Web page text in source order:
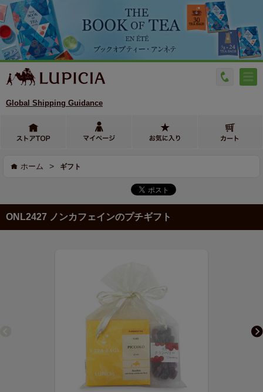
Global Shipping Guidance
ホーム > ギフト
ONL2427 ノンカフェインのプチギフト